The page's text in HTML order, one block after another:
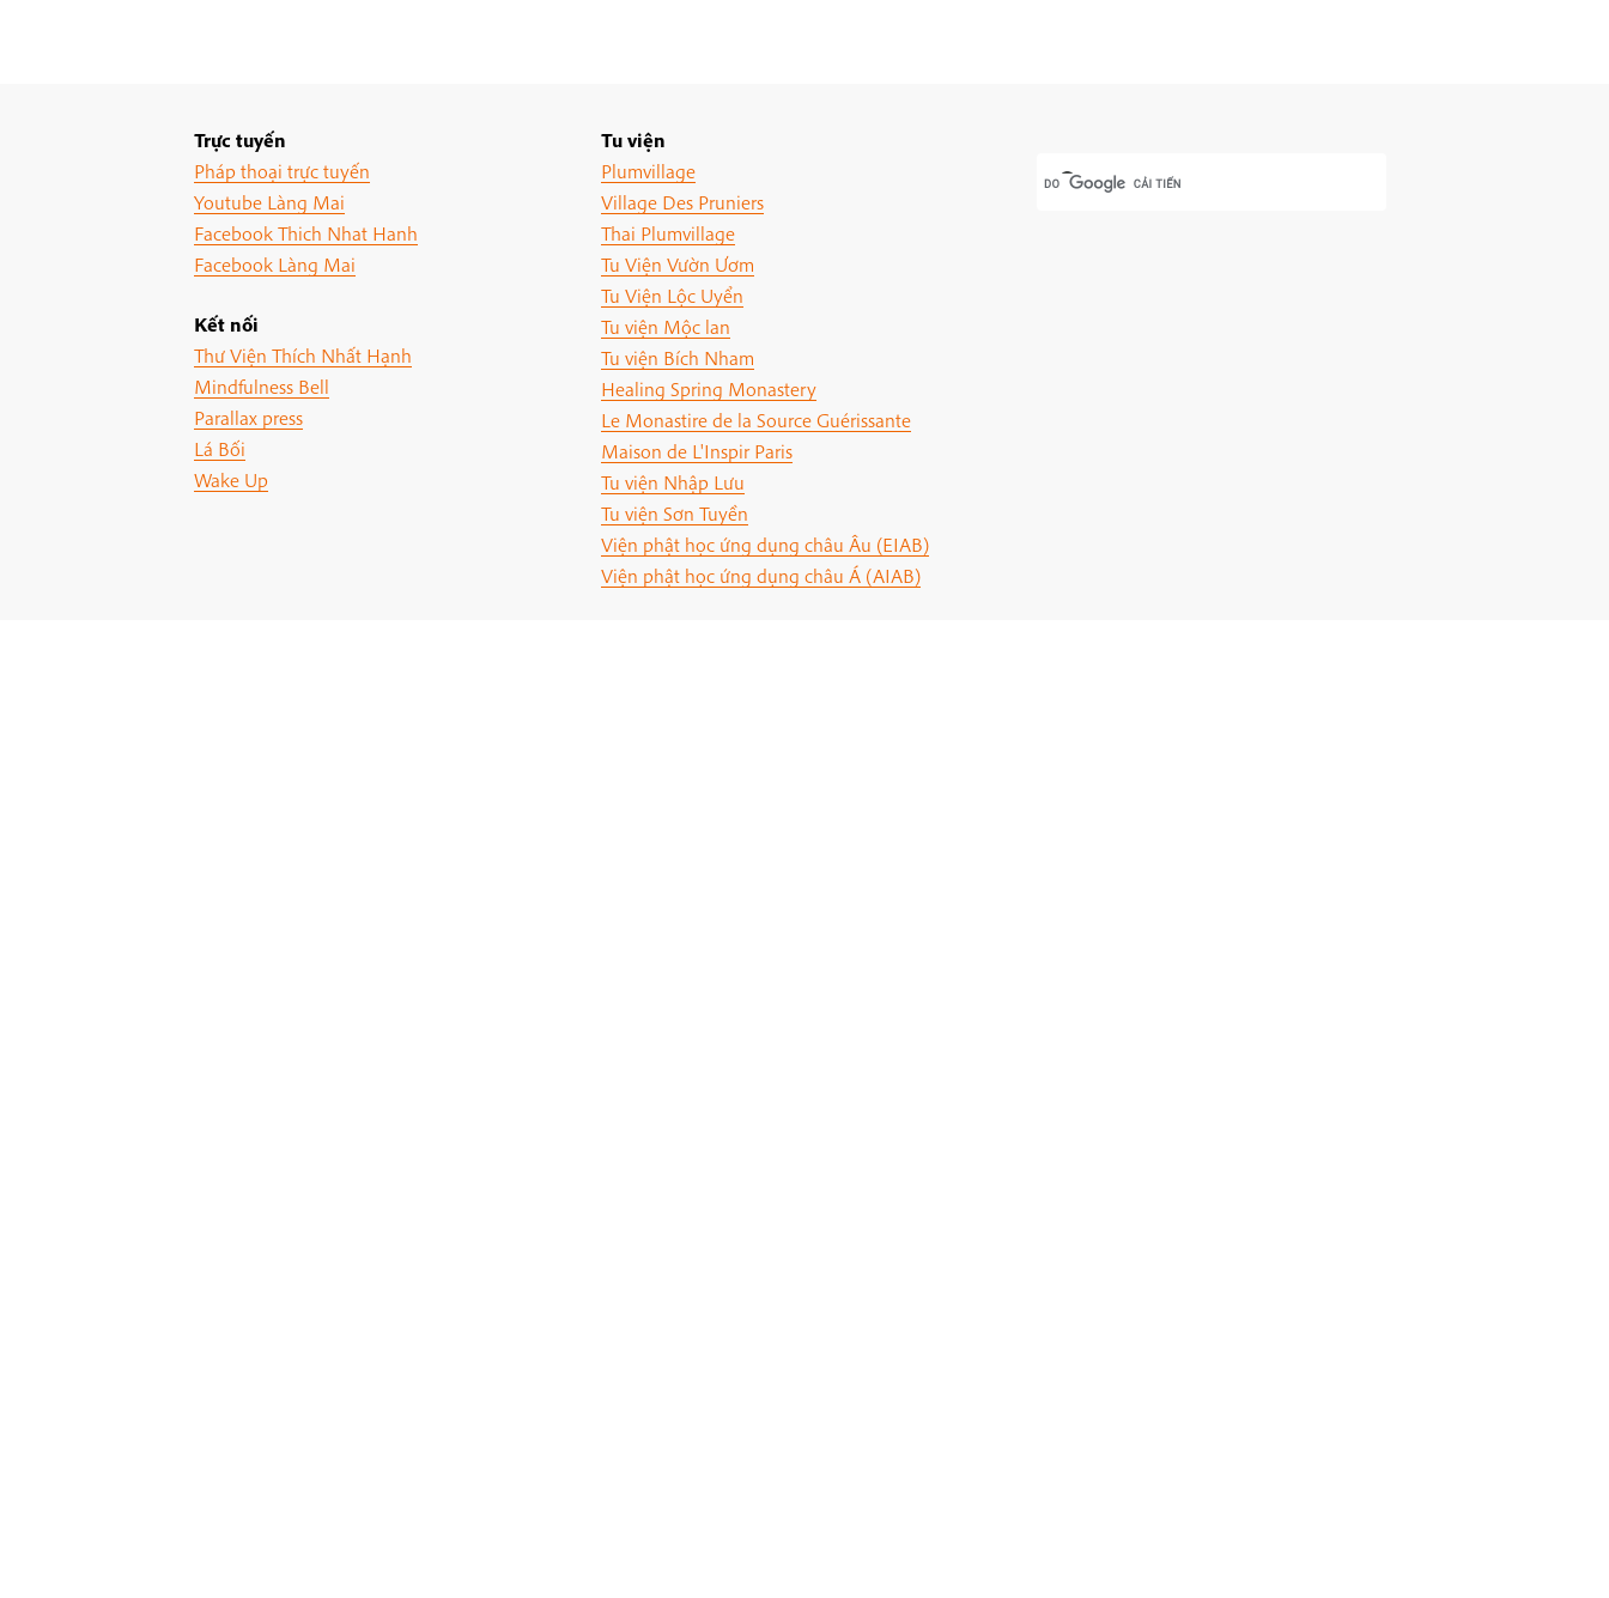
Trực tuyến
Pháp thoại trực tuyến
Youtube Làng Mai
Facebook Thich Nhat Hanh
Facebook Làng Mai
Kết nối
Thư Viện Thích Nhất Hạnh
Mindfulness Bell
Parallax press
Lá Bối
Wake Up
Tu viện
Plumvillage
Village Des Pruniers
Thai Plumvillage
Tu Viện Vườn Ươm
Tu Viện Lộc Uyển
Tu viện Mộc lan
Tu viện Bích Nham
Healing Spring Monastery
Le Monastire de la Source Guérissante
Maison de L'Inspir Paris
Tu viện Nhập Lưu
Tu viện Sơn Tuyền
Viện phật học ứng dụng châu Âu (EIAB)
Viện phật học ứng dụng châu Á (AIAB)